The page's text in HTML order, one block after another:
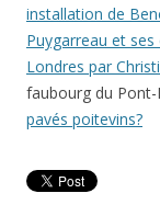
installation de
Puygarreau et
Londres par
faubourg du
pavés poitevins?